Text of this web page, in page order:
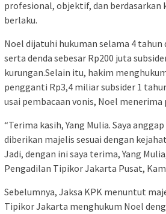
profesional, objektif, dan berdasarkan
berlaku.
Noel dijatuhi hukuman selama 4 tahun
serta denda sebesar Rp200 juta
kurungan.Selain itu, hakim
pengganti Rp3,4 miliar subsider 1
usai pembacaan vonis, Noel
“Terima kasih, Yang Mulia. Saya
diberikan majelis sesuai dengan
Jadi, dengan ini saya terima, Yang
Pengadilan Tipikor Jakarta Pusat,
Sebelumnya, Jaksa KPK menuntut
Tipikor Jakarta menghukum Noel